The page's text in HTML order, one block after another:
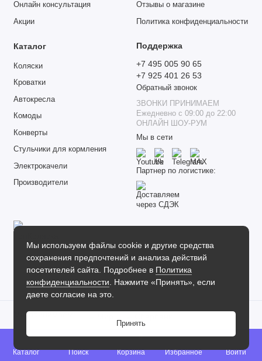
Каталог Поиск Корзина
0
Избранное
Войти
Мы используем файлы cookie и другие средства
сохранения предпочтений и анализа действий
посетителей сайта. Подробнее в Политика
конфиденциальности . Нажмите «Принять», если
даете согласие на это.
Принять
Онлайн консультация
Акции
Отзывы о магазине
Политика конфиденциальности
Каталог
Коляски
Кроватки
Автокресла
Комоды
Конверты
Стульчики для кормления
Электрокачели
Производители
Поддержка
+7 495 005 90 65
+7 925 401 26 53
Обратный звонок
ЗВОНКИ ПРИНИМАЕМ
Ежедневно с 09:00 до 22:00
ОНЛАЙН ШОУ-РУМ
Мы в сети
Партнер по логистике:
Интернет-магазин товаров для детей «Топ Коляска»
2026
Мы принимаем: